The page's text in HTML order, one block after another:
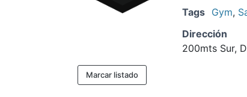
Tags Gym,
Dirección
200mts Sur,
Marcar listado